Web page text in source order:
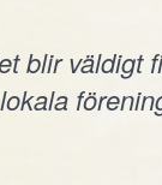
blir väldigt